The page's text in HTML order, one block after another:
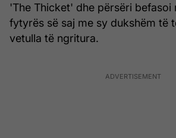
'The Thicket' dhe përsëri befasoi
fytyrës së saj me sy dukshëm të
vetulla të ngritura.